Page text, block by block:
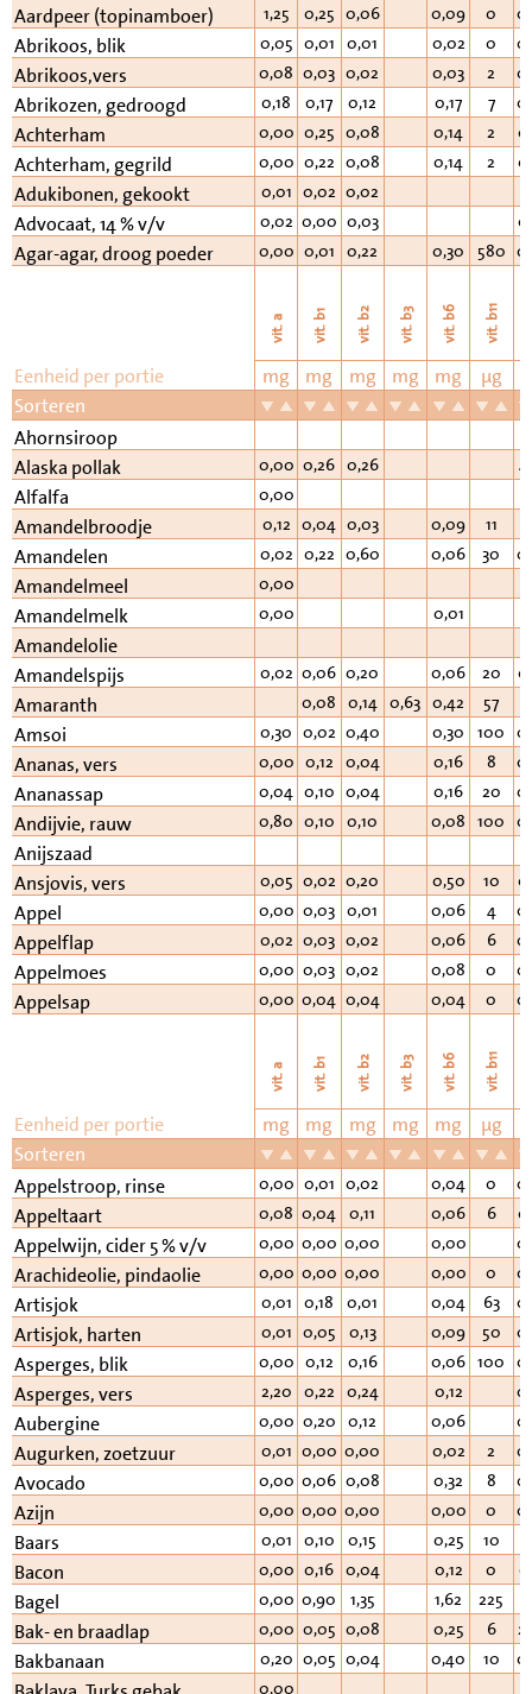
Aardpeer (topinamboer) 1,25 0,25 0,06 0,09 0
Abrikoos, blik 0,05 0,01 0,01 0,02 0
Abrikoos,vers 0,08 0,03 0,02 0,03 2
Abrikozen, gedroogd 0,18 0,17 0,12 0,17 7
Achterham 0,00 0,25 0,08 0,14 2
Achterham, gegrild 0,00 0,22 0,08 0,14 2
Adukibonen, gekookt 0,01 0,02 0,02
Advocaat, 14 % v/v 0,02 0,00 0,03
Agar-agar, droog poeder 0,00 0,01 0,22 0,30 580
vit. a vit. b1 vit. b2 vit. b3 vit. b6 vit. b11
Eenheid per portie mg mg mg mg mg µg
Sorteren
Ahornsiroop
Alaska pollak
0,00 0,26 0,26
Alfalfa 0,00
Amandelbroodje 0,12 0,04 0,03 0,09 11
Amandelen 0,02 0,22 0,60 0,06 30
Amandelmeel 0,00
Amandelmelk 0,00 0,01
Amandelolie
Amandelspijs
0,02 0,06 0,20 0,06 20
Amaranth 0,08 0,14 0,63 0,42 57
Amsoi 0,30 0,02 0,40 0,30 100
Ananas, vers 0,00 0,12 0,04 0,16 8
Ananassap 0,04 0,10 0,04 0,16 20
Andijvie, rauw 0,80 0,10 0,10 0,08 100
Anijszaad
Ansjovis, vers
0,05 0,02 0,20 0,50 10
Appel 0,00 0,03 0,01 0,06 4
Appelflap 0,02 0,03 0,02 0,06 6
Appelmoes 0,00 0,03 0,02 0,08 0
Appelsap 0,00 0,04 0,04 0,04 0
vit. a vit. b1 vit. b2 vit. b3 vit. b6 vit. b11
Eenheid per portie mg mg mg mg mg µg
Sorteren
Appelstroop, rinse
0,00 0,01 0,02 0,04 0
Appeltaart 0,08 0,04 0,11 0,06 6
Appelwijn, cider 5 % v/v 0,00 0,00 0,00 0,00
Arachideolie, pindaolie 0,00 0,00 0,00 0,00 0
Artisjok 0,01 0,18 0,01 0,04 63
Artisjok, harten 0,01 0,05 0,13 0,09 50
Asperges, blik 0,00 0,12 0,16 0,06 100
Asperges, vers 2,20 0,22 0,24 0,12
Aubergine 0,00 0,20 0,12 0,06
Augurken, zoetzuur 0,01 0,00 0,00 0,02 2
Avocado 0,00 0,06 0,08 0,32 8
Azijn 0,00 0,00 0,00 0,00 0
Baars 0,01 0,10 0,15 0,25 10
Bacon 0,00 0,16 0,04 0,12 0
Bagel 0,00 0,90 1,35 1,62 225
Bak- en braadlap 0,00 0,05 0,08 0,25 6
Bakbanaan 0,20 0,05 0,04 0,40 10
0,00